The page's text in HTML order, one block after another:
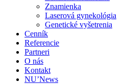
Znamienka
Laserová gynekológia
Genetické vyšetrenia
Cenník
Referencie
Partneri
O nás
Kontakt
NU’News